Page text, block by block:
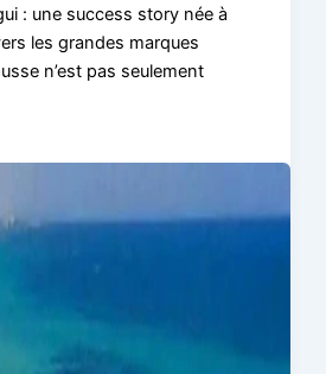
: une success story née à
les grandes marques
n’est pas seulement